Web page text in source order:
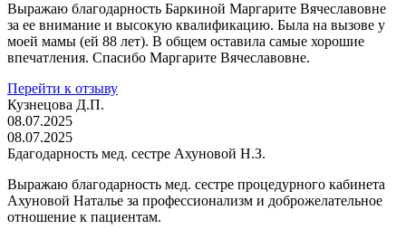
Выражаю благодарность Баркиной Маргарите Вячеславовне
за ее внимание и высокую квалификацию. Была на вызове у
моей мамы (ей 88 лет). В общем оставила самые хорошие
впечатления. Спасибо Маргарите Вячеславовне.
Перейти к отзыву
Кузнецова Д.П.
08.07.2025
08.07.2025
Бдагодарность мед. сестре Ахуновой Н.З.
Выражаю благодарность мед. сестре процедурного кабинета
Ахуновой Наталье за профессионализм и доброжелательное
отношение к пациентам.